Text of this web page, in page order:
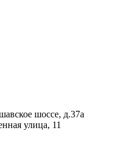
шоссе, д.37а
улица, 11